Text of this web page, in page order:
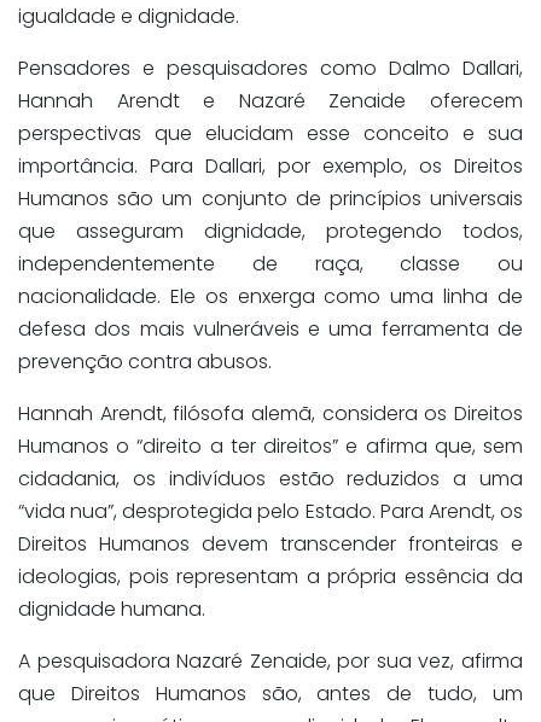
igualdade e dignidade.
Pensadores e pesquisadores como Dalmo Dallari,
Hannah Arendt e Nazaré Zenaide oferecem
perspectivas que elucidam esse conceito e sua
importância. Para Dallari, por exemplo, os Direitos
Humanos são um conjunto de princípios universais
que asseguram dignidade, protegendo todos,
independentemente de raça, classe ou
nacionalidade. Ele os enxerga como uma linha de
defesa dos mais vulneráveis e uma ferramenta de
prevenção contra abusos.
Hannah Arendt, filósofa alemã, considera os Direitos
Humanos o “direito a ter direitos” e afirma que, sem
cidadania, os indivíduos estão reduzidos a uma
“vida nua”, desprotegida pelo Estado. Para Arendt, os
Direitos Humanos devem transcender fronteiras e
ideologias, pois representam a própria essência da
dignidade humana.
A pesquisadora Nazaré Zenaide, por sua vez, afirma
que Direitos Humanos são, antes de tudo, um